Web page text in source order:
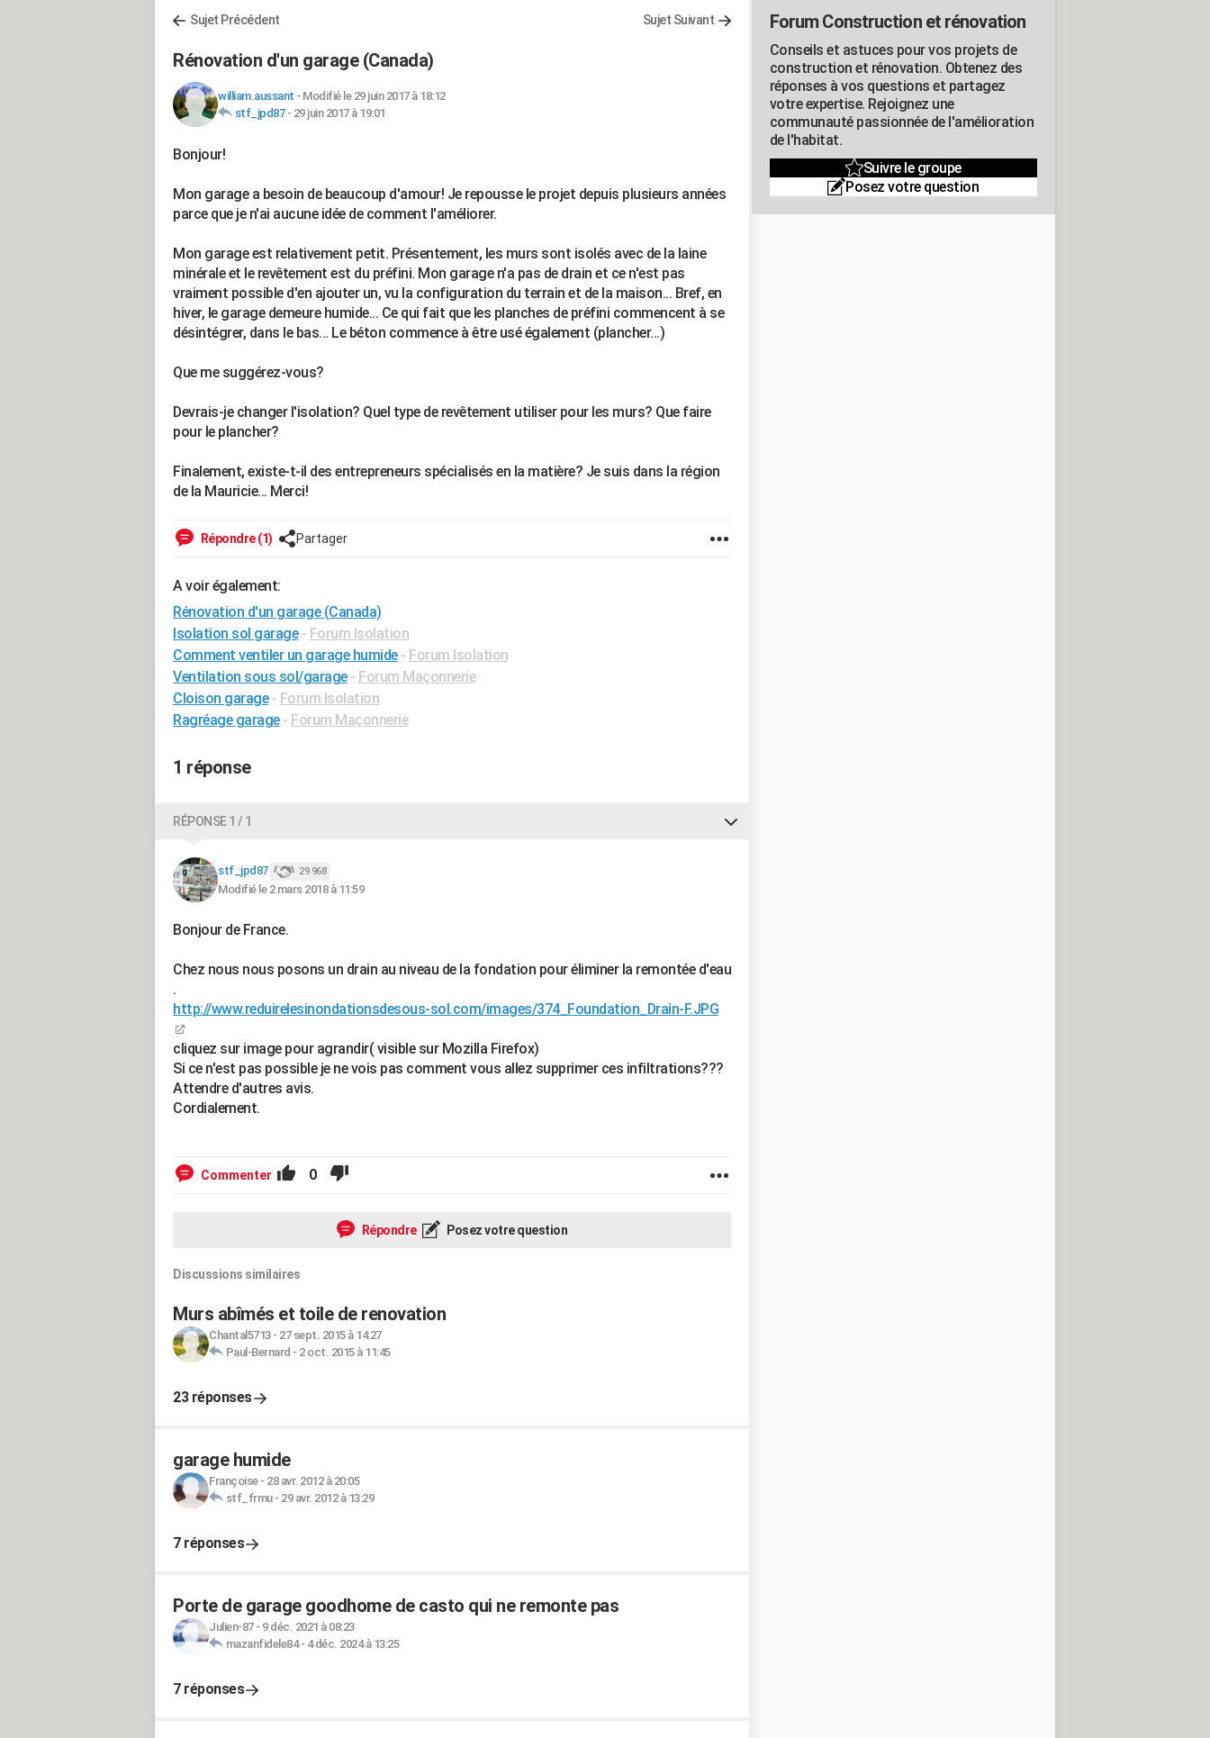
Sujet Précédent Sujet Suivant
Rénovation d'un garage (Canada)
william.aussant - Modifié le 29 juin 2017 à 18:12
stf_jpd87- 29 juin 2017 à 19:01
Bonjour!
Mon garage a besoin de beaucoup d'amour! Je repousse le projet depuis plusieurs années
parce que je n'ai aucune idée de comment l'améliorer.
Mon garage est relativement petit. Présentement, les murs sont isolés avec de la laine
minérale et le revêtement est du préfini. Mon garage n'a pas de drain et ce n'est pas
vraiment possible d'en ajouter un, vu la configuration du terrain et de la maison... Bref, en
hiver, le garage demeure humide... Ce qui fait que les planches de préfini commencent à se
désintégrer, dans le bas... Le béton commence à être usé également (plancher...)
Que me suggérez-vous?
Devrais-je changer l'isolation? Quel type de revêtement utiliser pour les murs? Que faire
pour le plancher?
Finalement, existe-t-il des entrepreneurs spécialisés en la matière? Je suis dans la région
de la Mauricie... Merci!
Répondre (1) Partager
A voir également:
Rénovation d'un garage (Canada)
Isolation sol garage - Forum Isolation
Comment ventiler un garage humide - Forum Isolation
Ventilation sous sol/garage - Forum Maçonnerie
Cloison garage - Forum Isolation
Ragréage garage - Forum Maçonnerie
1 réponse
RÉPONSE 1 / 1
stf_jpd87 29 968
Modifié le 2 mars 2018 à 11:59
Bonjour de France.
Chez nous nous posons un drain au niveau de la fondation pour éliminer la remontée d'eau
.
http://www.reduirelesinondationsdesous-sol.com/images/374_Foundation_Drain-F.JPG
cliquez sur image pour agrandir( visible sur Mozilla Firefox)
Si ce n'est pas possible je ne vois pas comment vous allez supprimer ces infiltrations???
Attendre d'autres avis.
Cordialement.
Commenter 0
Répondre Posez votre question
Discussions similaires
Murs abîmés et toile de renovation
Chantal5713- 27 sept. 2015 à 14:27
Paul-Bernard - 2 oct. 2015 à 11:45
23 réponses
garage humide
Françoise- 28 avr. 2012 à 20:05
stf_frmu- 29 avr. 2012 à 13:29
7 réponses
Porte de garage goodhome de casto qui ne remonte pas
Julien-87- 9 déc. 2021 à 08:23
mazanfidele84- 4 déc. 2024 à 13:25
7 réponses
Forum Construction et rénovation
Conseils et astuces pour vos projets de
construction et rénovation. Obtenez des
réponses à vos questions et partagez
votre expertise. Rejoignez une
communauté passionnée de l'amélioration
de l'habitat.
Suivre le groupe
Posez votre question